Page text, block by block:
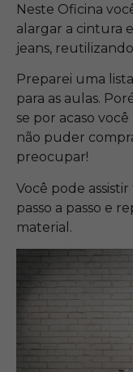
Neste Oficina
alargar a cintura
jeans,
Preparei uma
para as aulas.
se por acaso
não puder
preocupar!
Você pode
passo a passo e
material.